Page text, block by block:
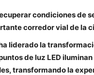
condiciones de
corredor vial de la
liderado la
de luz LED
transformando la